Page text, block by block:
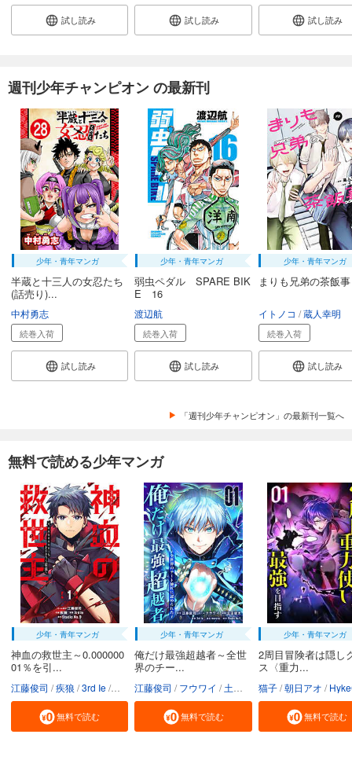
試し読み 試し読み 試し読み
週刊少年チャンピオン の最新刊
少年・青年マンガ
半蔵と十三人の女忍たち
(話売り)...
中村勇志
続巻入荷
試し読み
少年・青年マンガ
弱虫ペダル SPARE BIK
E 16
渡辺航
続巻入荷
試し読み
少年・青年マンガ
まりも兄弟の茶飯
イトノコ 蔵人幸明
続巻入荷
試し読み
「週刊少年チャンピオン」の最新刊一覧へ
無料で読める少年マンガ
少年・青年マンガ
神血の救世主～0.000000
01％を引...
江藤俊司 疾狼 3rd Ie Studio No.9
無料で読む
少年・青年マンガ
俺だけ最強超越者～全世
界のチー...
江藤俊司 フウワイ 土田健太 3rd Ie maruco
無料で読む
少年・青年マンガ
2周目冒険者は隠し
ス〈重力...
猫子 朝日アオ
無料で読む